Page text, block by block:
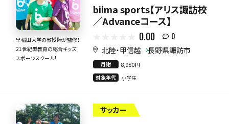
早稲田大学の教授陣が監修！
21世紀型教育の総合キッズ
スポーツスクール！
biima sports【アリス諏訪校
／Advanceコース】
0.00 0
北陸・甲信越 長野県諏訪市
月謝
8,980円
対象年代
小学生
サッカー